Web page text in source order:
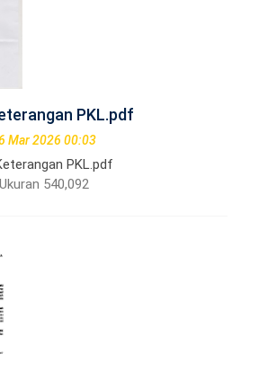
PKL.pdf
Mar 2026 00:03
PKL.pdf
540,092